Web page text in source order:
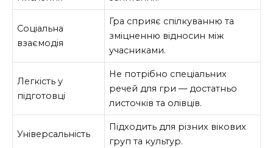
Соціальна
взаємодія
Гра сприяє спілкуванню та
зміцненню відносин між
учасниками.
Легкість у
підготовці
Не потрібно спеціальних
речей для гри — достатньо
листочків та олівців.
Універсальність
Підходить для різних вікових
груп та культур.